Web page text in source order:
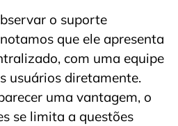
o suporte
que ele apresenta
com uma equipe
usuários diretamente.
uma vantagem, o
se limita a questões